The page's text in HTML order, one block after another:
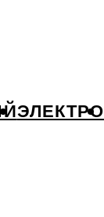
ЭЛЕКТРО